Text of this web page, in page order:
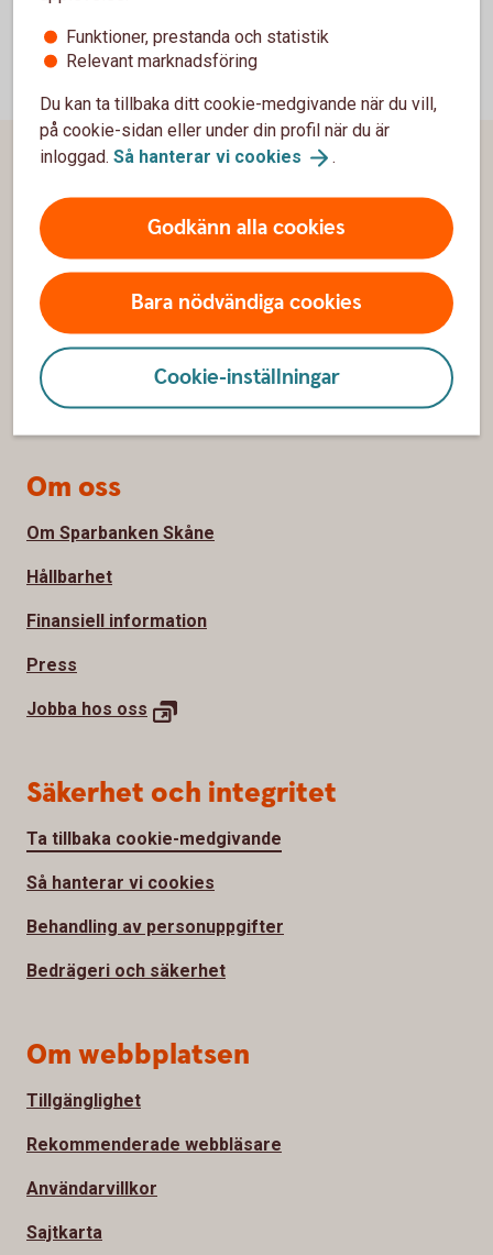
Funktioner, prestanda och statistik
Relevant marknadsföring
Du kan ta tillbaka ditt cookie-medgivande när du vill,
på cookie-sidan eller under din profil när du är
inloggad. Så hanterar vi cookies .
Godkänn alla cookies
Bara nödvändiga cookies
Cookie-inställningar
Sidfot
Kundservice
Spärrhjälp
Hitta bankkontor
Bli kund
Priser, räntor och kurser
Om oss
Om Sparbanken Skåne
Hållbarhet
Finansiell information
Press
Jobba hos oss
Säkerhet och integritet
Ta tillbaka cookie-medgivande
Så hanterar vi cookies
Behandling av personuppgifter
Bedrägeri och säkerhet
Om webbplatsen
Tillgänglighet
Rekommenderade webbläsare
Användarvillkor
Sajtkarta